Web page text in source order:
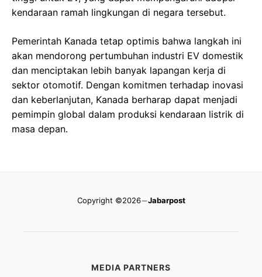
kendaraan ramah lingkungan di negara tersebut.
Pemerintah Kanada tetap optimis bahwa langkah ini
akan mendorong pertumbuhan industri EV domestik
dan menciptakan lebih banyak lapangan kerja di
sektor otomotif. Dengan komitmen terhadap inovasi
dan keberlanjutan, Kanada berharap dapat menjadi
pemimpin global dalam produksi kendaraan listrik di
masa depan.
Copyright ©2026 Jabarpost
MEDIA PARTNERS